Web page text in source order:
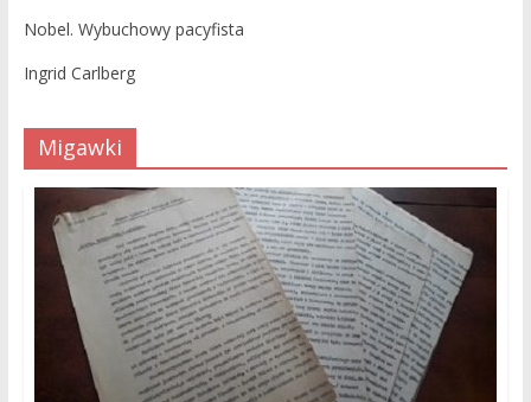
Nobel. Wybuchowy pacyfista
Ingrid Carlberg
Migawki